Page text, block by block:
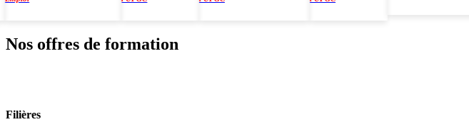
Nos offres de formation
Filières